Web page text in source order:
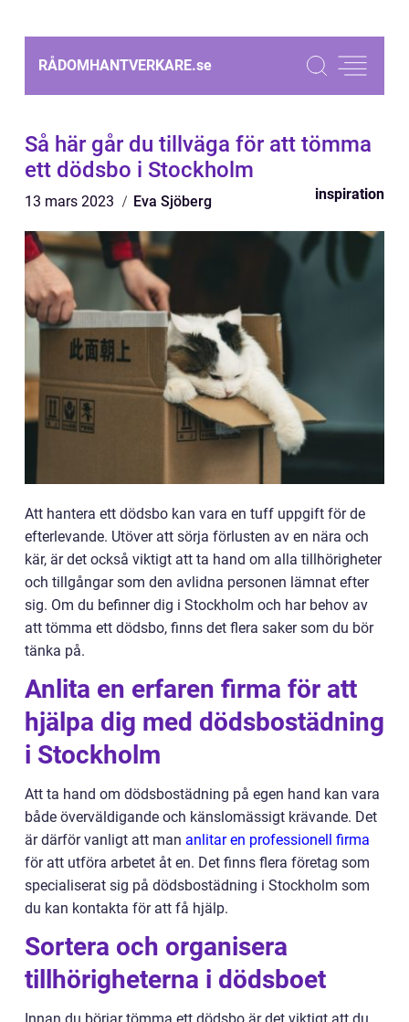
RÅDOMHANTVERKARE.se
Så här går du tillväga för att tömma
ett dödsbo i Stockholm
13 mars 2023 Eva Sjöberg inspiration
Att hantera ett dödsbo kan vara en tuff uppgift för de
efterlevande. Utöver att sörja förlusten av en nära och
kär, är det också viktigt att ta hand om alla tillhörigheter
och tillgångar som den avlidna personen lämnat efter
sig. Om du befinner dig i Stockholm och har behov av
att tömma ett dödsbo, finns det flera saker som du bör
tänka på.
Anlita en erfaren firma för att
hjälpa dig med dödsbostädning
i Stockholm
Att ta hand om dödsbostädning på egen hand kan vara
både överväldigande och känslomässigt krävande. Det
är därför vanligt att man anlitar en professionell firma
för att utföra arbetet åt en. Det finns flera företag som
specialiserat sig på dödsbostädning i Stockholm som
du kan kontakta för att få hjälp.
Sortera och organisera
tillhörigheterna i dödsboet